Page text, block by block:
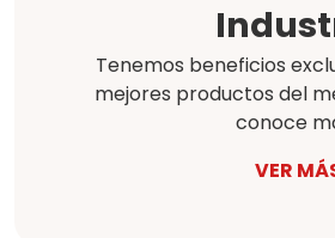
Tenemos beneficios
mejores productos del
conoce
VER